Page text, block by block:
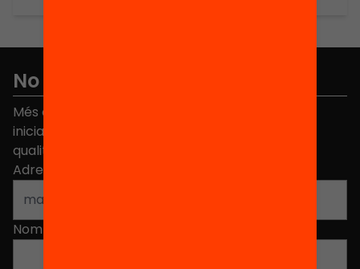
No et perdis res
Més de 40.000 persones ja han triat Equitat. Rep
iniciatives, propostes i projectes per millorar la
qualitat de l'educació a Catalunya.
Adreça electrònica
Nom